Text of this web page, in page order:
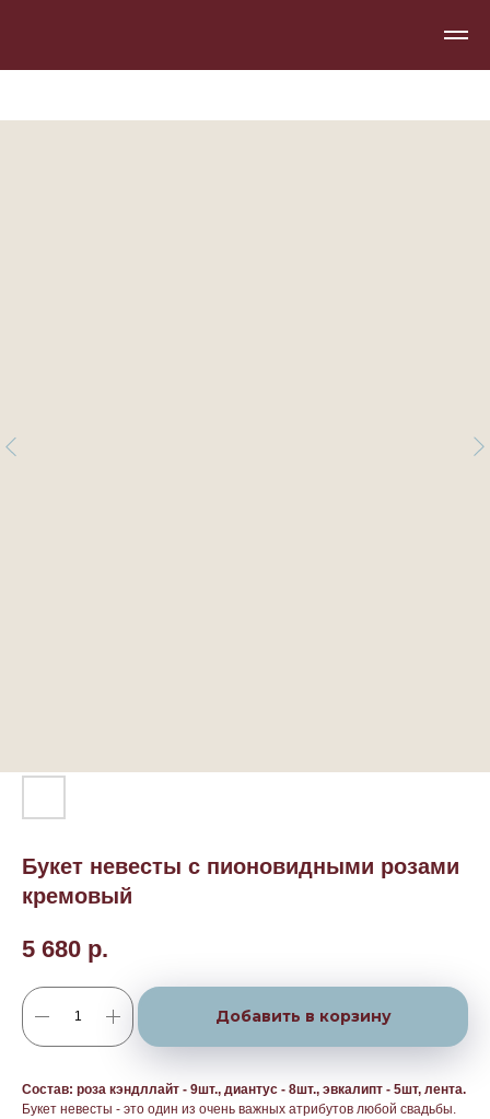
Букет невесты с пионовидными розами
кремовый
5 680 р.
Добавить в корзину
Состав: роза кэндллайт - 9шт., диантус - 8шт., эвкалипт - 5шт, лента.
Букет невесты - это один из очень важных атрибутов любой свадьбы.